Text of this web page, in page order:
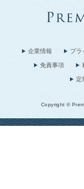
企業情報 プラ
免責事項
定
Copyright ©